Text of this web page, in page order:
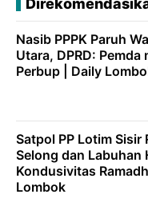
Nasib PPPK Paruh
Utara, DPRD: Pemda
Perbup | Daily
Satpol PP Lotim Sisir
Selong dan Labuhan
Kondusivitas
Lombok